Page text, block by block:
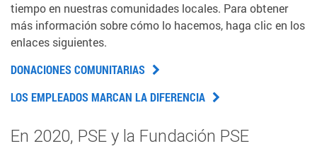
tiempo en nuestras comunidades locales. Para obtener
más información sobre cómo lo hacemos, haga clic en los
enlaces siguientes.
DONACIONES COMUNITARIAS
LOS EMPLEADOS MARCAN LA DIFERENCIA
En 2020, PSE y la Fundación PSE